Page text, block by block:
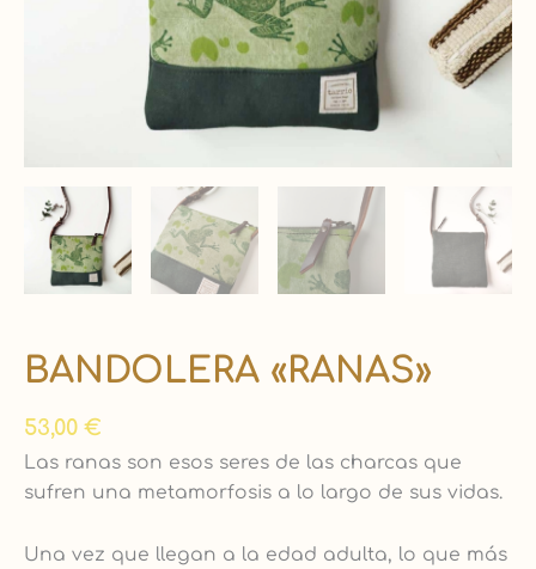
BANDOLERA «RANAS»
53,00 €
Las ranas son esos seres de las charcas que
sufren una metamorfosis a lo largo de sus vidas.
Una vez que llegan a la edad adulta, lo que más